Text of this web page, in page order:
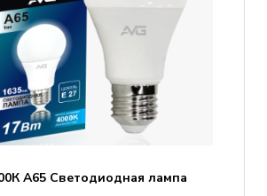
A65 Светодиодная лампа